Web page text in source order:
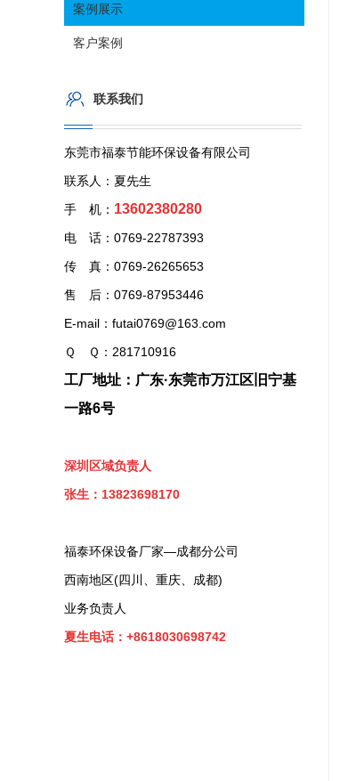
案例展示
客户案例
联系我们
东莞市福泰节能环保设备有限公司
联系人：夏先生
手 机： 13602380280
电 话：0769-22787393
传 真：0769-26265653
售 后：0769-87953446
E-mail：futai0769@163.com
Ｑ Ｑ：281710916
工厂地址：广东·东莞市万江区旧宁基
一路6号
深圳区域负责人
张生：13823698170
福泰环保设备厂家—成都分公司
西南地区(四川、重庆、成都)
业务负责人
夏生电话：+8618030698742